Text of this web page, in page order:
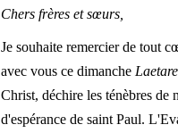
Chers frères et sœurs,
Je souhaite remercier de tout
avec vous ce dimanche Laetare
Christ, déchire les ténèbres de
d'espérance de saint Paul.